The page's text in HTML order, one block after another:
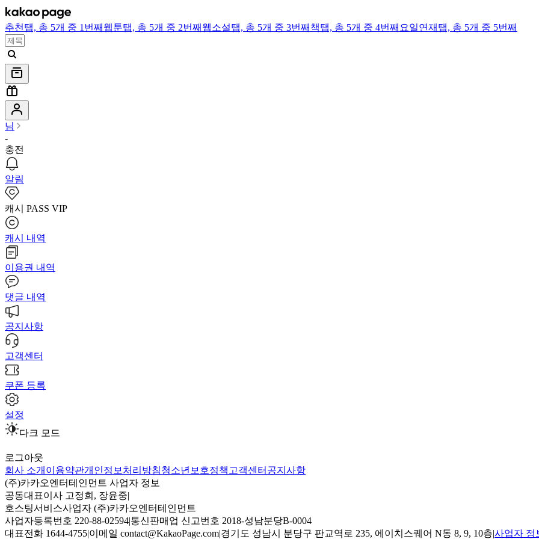
추천 탭, 총 5개 중 1번째 웹툰탭, 총 5개 중 2번째 웹소설탭, 총 5개 중 3번째 책탭, 총 5개 중 4번째 요일연재 탭, 총 5개 중 5번째
님
-
충전
알림
캐시 PASS VIP
캐시 내역
이용권 내역
댓글 내역
공지사항
고객센터
쿠폰 등록
설정
다크 모드
로그아웃
회사 소개 이용약관개인정보처리방침청소년보호정책 고객센터 공지사항
(주)카카오엔터테인먼트 사업자 정보
공동대표이사 고정희, 장윤중|
호스팅서비스사업자 (주)카카오엔터테인먼트
사업자등록번호 220-88-02594|통신판매업 신고번호 2018-성남분당B-0004
대표전화 1644-4755|이메일 contact@KakaoPage.com|경기도 성남시 분당구 판교역로 235, 에이치스퀘어 N동 8, 9, 10층|사업자 정